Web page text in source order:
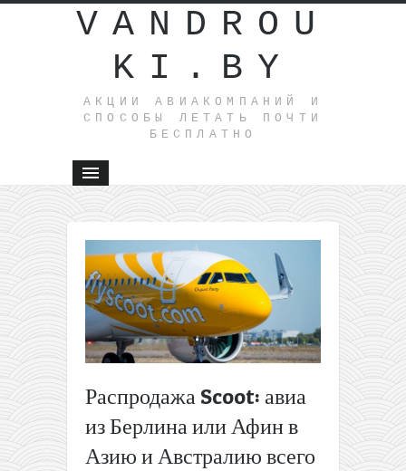
VANDROU
KI.BY
АКЦИИ АВИАКОМПАНИЙ И
СПОСОБЫ ЛЕТАТЬ ПОЧТИ
БЕСПЛАТНО
Распродажа Scoot: авиа
из Берлина или Афин в
Азию и Австралию всего
Прямые
рейсы из
на
Мальту
всего за
сторону
или за
52€ туда-
обратно